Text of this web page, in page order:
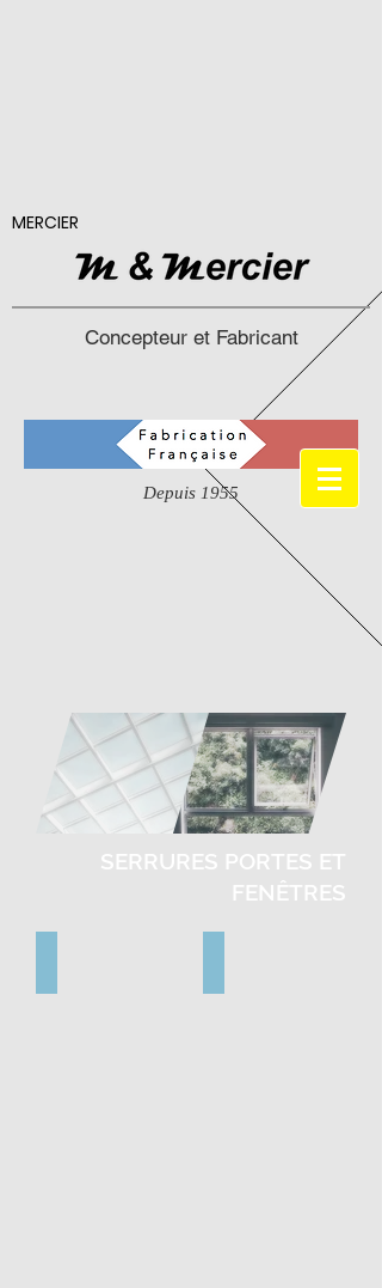
MERCIER
Concepteur et Fabricant
Depuis 1955
SERRURES PORTES ET
FENÊTRES